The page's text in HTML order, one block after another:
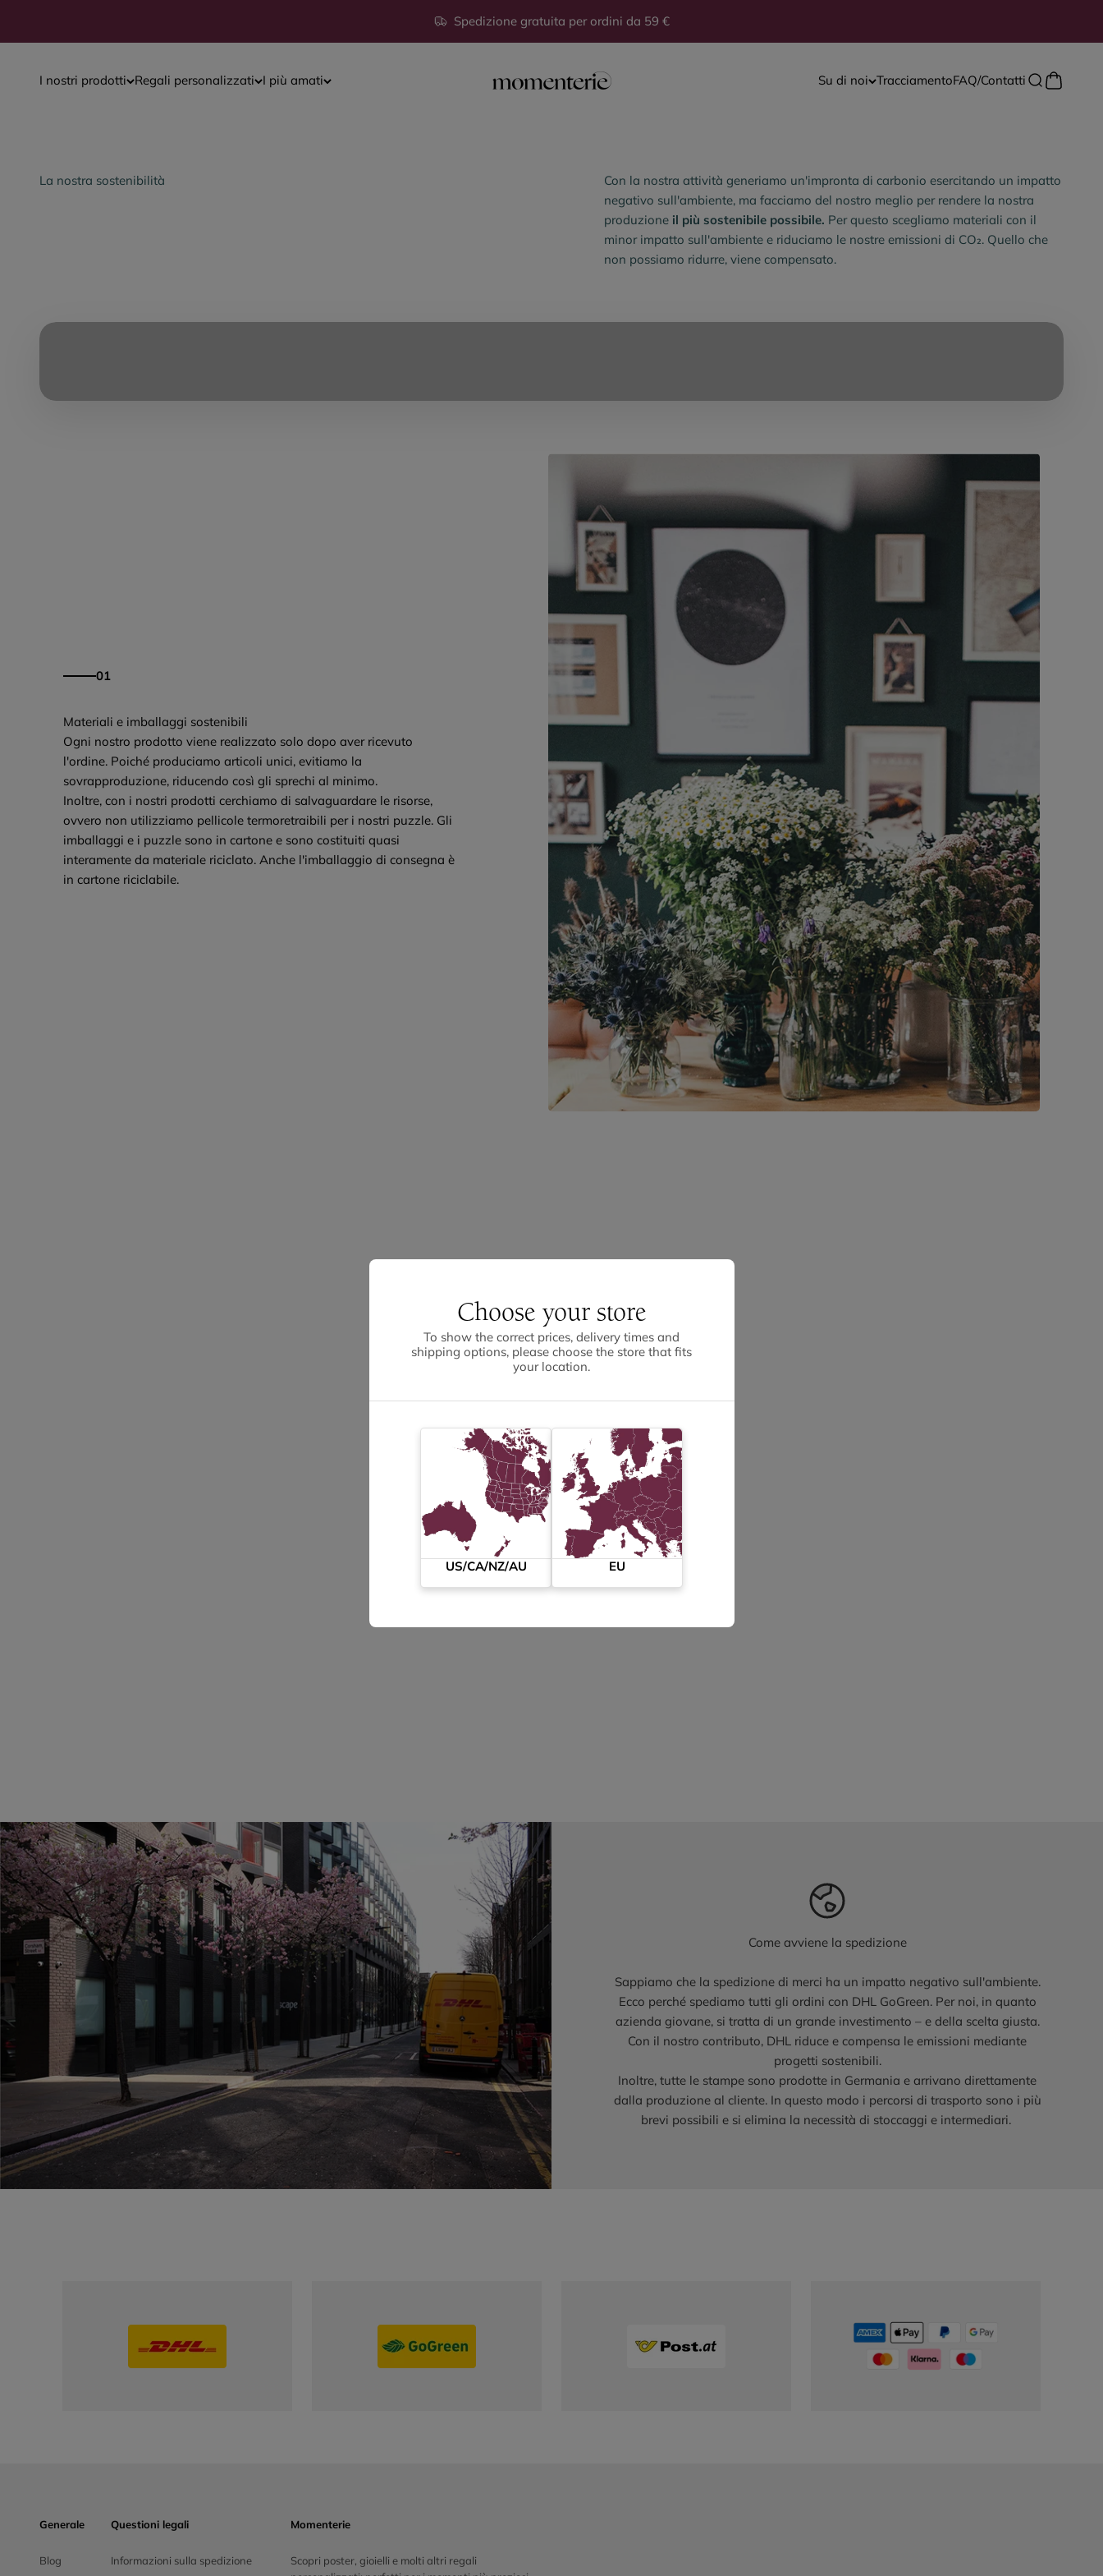
Spedizione gratuita per ordini da 59 €
I nostri prodotti Regali personalizzati I più amati Momenterie Su di noi TracciamentoFAQ/Contatti Mostra il
Mostra il
Choose your store
To show the correct prices, delivery times and
shipping options, please choose the store that fits
your location.
US/CA/NZ/AU EU
La nostra sostenibilità
Con la nostra attività generiamo un'impronta di carbonio esercitando un impatto
negativo sull'ambiente, ma facciamo del nostro meglio per rendere la nostra
produzione il più sostenibile possibile. Per questo scegliamo materiali con il
minor impatto sull'ambiente e riduciamo le nostre emissioni di CO₂. Quello che
non possiamo ridurre, viene compensato.
01
Materiali e imballaggi sostenibili
Ogni nostro prodotto viene realizzato solo dopo aver ricevuto
l'ordine. Poiché produciamo articoli unici, evitiamo la
sovrapproduzione, riducendo così gli sprechi al minimo.
Inoltre, con i nostri prodotti cerchiamo di salvaguardare le risorse,
ovvero non utilizziamo pellicole termoretraibili per i nostri puzzle. Gli
imballaggi e i puzzle sono in cartone e sono costituiti quasi
interamente da materiale riciclato. Anche l'imballaggio di consegna è
in cartone riciclabile.
Come avviene la spedizione
Sappiamo che la spedizione di merci ha un impatto negativo sull'ambiente.
Ecco perché spediamo tutti gli ordini con DHL GoGreen. Per noi, in quanto
azienda giovane, si tratta di un grande investimento – e della scelta giusta.
Con il nostro contributo, DHL riduce e compensa le emissioni mediante
progetti sostenibili.
Inoltre, tutte le stampe sono prodotte in Germania e arrivano direttamente
dalla produzione al cliente. In questo modo i percorsi di trasporto sono i più
brevi possibili e si elimina la necessità di stoccaggi e intermediari.
Generale
Blog
Questioni legali
Informazioni sulla spedizione
Momenterie
Scopri poster, gioielli e molti altri regali